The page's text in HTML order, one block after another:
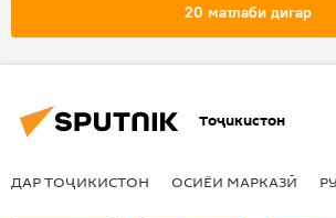
шабака
барқ
20 матлаби дигар
Тоҷикистон
ДАР ТОҶИКИСТОН ОСИЁИ МАРКАЗӢ